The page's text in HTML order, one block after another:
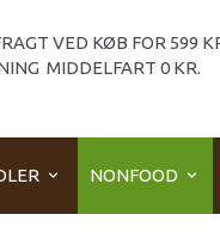
VED KØB FOR 599
MIDDELFART 0 KR.
NONFOOD